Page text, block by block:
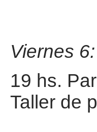
Viernes 6:
19 hs.
Taller de